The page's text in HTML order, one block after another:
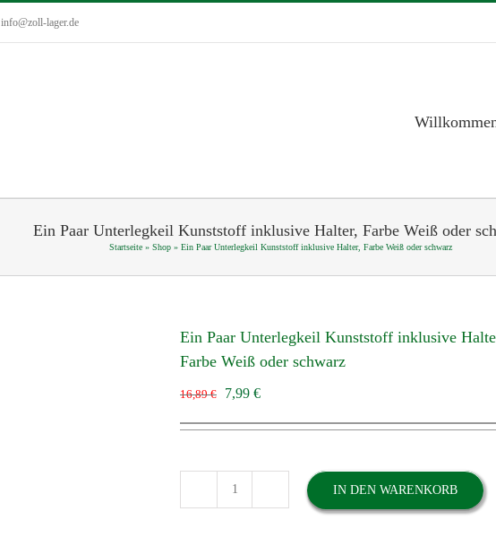
info@zoll-lager.de
Ein Paar Unterlegkeil Kunststoff inklusive Halter, Farbe Weiß oder
Startseite» Shop» Ein Paar Unterlegkeil Kunststoff inklusive Halter, Farbe Weiß oder schwarz
Ein Paar Unterlegkeil Kunststoff inklusive
Farbe Weiß oder schwarz
16,89€
Ursprünglicher
war:
7,99 €Aktueller
ist:
IN DEN WARENKORB